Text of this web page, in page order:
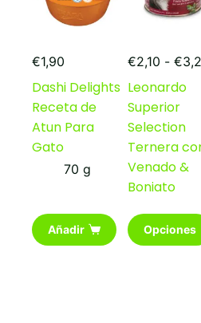
€1,90
Dashi Delights
Receta de
Atun Para
Gato
70 g
Añadir
€2,10 - €
Leonardo
Superior
Selection
Ternera
Venado &
Boniato
Opciones
Este
producto